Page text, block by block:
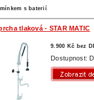
s baterií
tlaková - STAR MATIC
9.900 Kč bez
Dostupnost: